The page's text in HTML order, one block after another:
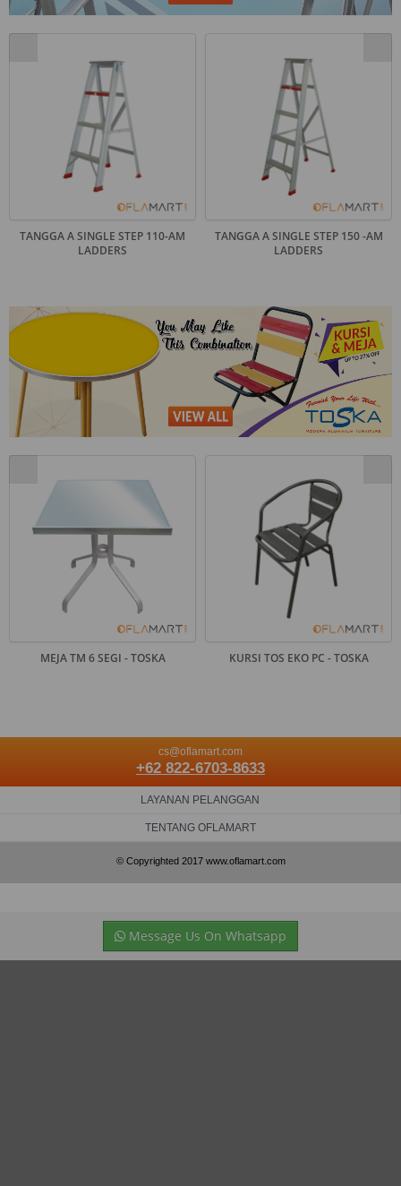
TANGGA A SINGLE STEP 110-AM
LADDERS
TANGGA A SINGLE STEP 150 -AM
LADDERS
MEJA TM 6 SEGI - TOSKA KURSI TOS EKO PC - TOSKA
cs@oflamart.com
+62 822-6703-8633
LAYANAN PELANGGAN
TENTANG OFLAMART
© Copyrighted 2017 www.oflamart.com
Message Us On Whatsapp